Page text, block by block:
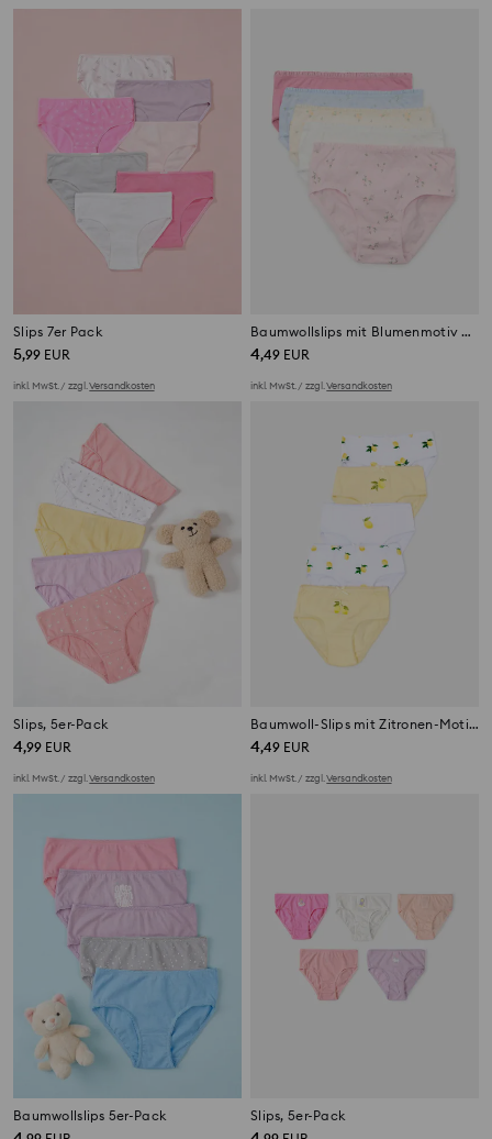
Slips 7er Pack
5,99 EUR
inkl. MwSt. / zzgl.Versandkosten
Baumwollslips mit Blumenmotiv 5 pack
4,49 EUR
inkl. MwSt. / zzgl.Versandkosten
Slips, 5er-Pack
4,99 EUR
inkl. MwSt. / zzgl.Versandkosten
Baumwoll-Slips mit Zitronen-Motiv 5 pack
4,49 EUR
inkl. MwSt. / zzgl.Versandkosten
Baumwollslips 5er-Pack Slips, 5er-Pack